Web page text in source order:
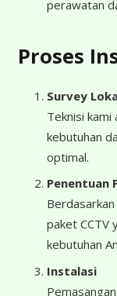
perawatan
Proses
Survey
Teknisi kami
kebutuhan
optimal.
Penentuan
paket CCTV
kebutuhan
Instalasi